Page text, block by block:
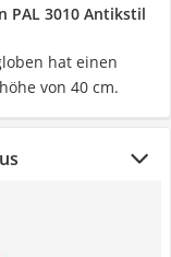
PAL 3010 Antikstil
hat einen
von 40 cm.